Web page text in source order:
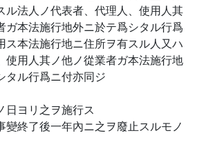
ル法人ノ代表者、代理人、使用人其
ガ本法施行地外ニ於テ爲シタル行爲
ス本法施行地ニ住所ヲ有スル人又ハ
使用人其ノ他ノ從業者ガ本法施行地
タル行爲ニ付亦同ジ
日ヨリ之ヲ施行ス
變終了後一年內ニ之ヲ廢止スルモノ